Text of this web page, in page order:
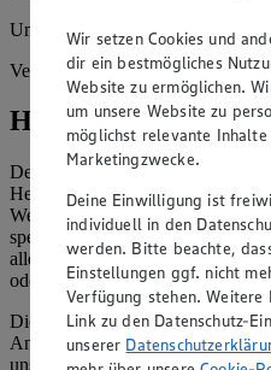
Umsatzsteuer-
Vertretungsberechtigte: -
Hinweise
Der Inhalt dieser Website ist
Herausgeber gewährt Ihnen
Website bereitgestellten Text ganz
speichern und zu vervielfältigen.
allerdings die Speicherung und
oder Grafiken aus dieser Website
Die verantwortliche Stelle ist nicht
Angebotsinformationen
unserer Märkte finden Sie in der
Wir setzen Cookies und
dir ein bestmögliches
Website zu ermöglichen.
um unsere Website zu
möglichst relevante
Marketingzwecke.
Deine Einwilligung ist
individuell in den
werden. Bitte beachte,
Einstellungen ggf. nicht
Verfügung stehen. Weitere
Link zu den Datenschutz-
unserer